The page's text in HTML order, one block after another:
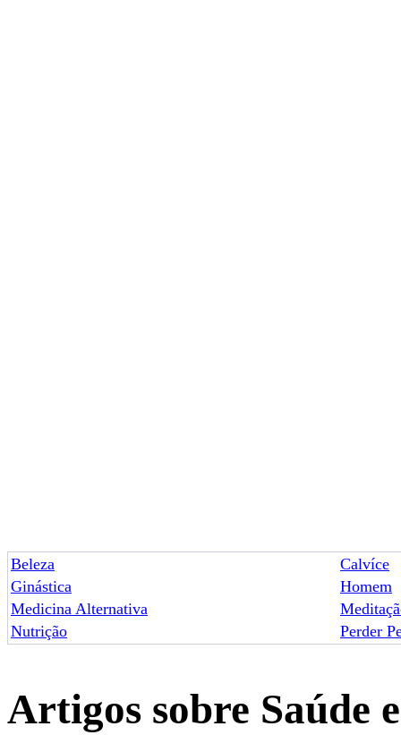
Beleza
Calvíce
Ginástica
Homem
Medicina Alternativa
Nutrição
Perder
Artigos sobre Saúde